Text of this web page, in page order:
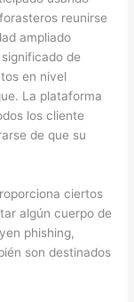
reunirse
ampliado
de
en nivel
La plataforma
los cliente
de que su
ciertos
algún cuerpo de
phishing,
son destinados